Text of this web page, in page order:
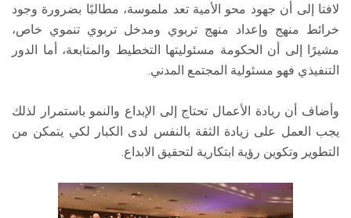
لافتا إلى أن جهود محو الأمية تعد ملموسة، مطالبًا بضرورة وجود
خرائط منهج وإعداد منهج تربوي ومدخل تربوي تنموي خاص،
مشيرًا إلى أن الحكومة مسئوليتها التخطيط والمتابعة، أما الدور
التنفيذي فهو مسئولية المجتمع المدني.
وأضاف أن ريادة الأعمال تحتاج إلى الإبداع والنمو باستمرار لذلك
يجب العمل على زيادة الثقة بالنفس لدى الكبار لكي يتمكن من
التطوير وتكوين رؤية ابتكارية لتحقيق الابداع.